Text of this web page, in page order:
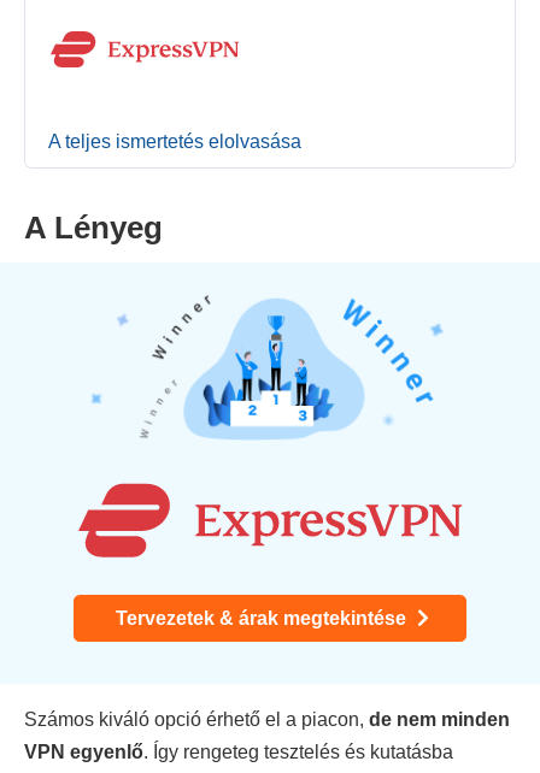
A teljes ismertetés elolvasása
A Lényeg
Tervezetek & árak megtekintése
Számos kiváló opció érhető el a piacon, de nem minden
VPN egyenlő. Így rengeteg tesztelés és kutatásba